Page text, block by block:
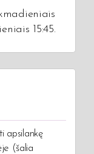
15:45.
apsilankę
(šalia